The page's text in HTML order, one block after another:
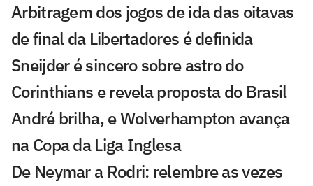
Arbitragem dos jogos de ida das oitavas
de final da Libertadores é definida
Sneijder é sincero sobre astro do
Corinthians e revela proposta do Brasil
André brilha, e Wolverhampton avança
na Copa da Liga Inglesa
De Neymar a Rodri: relembre as vezes